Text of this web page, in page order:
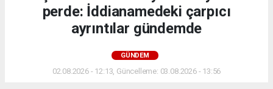
perde: İddianamedeki çarpıcı
ayrıntılar gündemde
GÜNDEM
02.08.2026 - 12:13, Güncelleme: 03.08.2026 - 13:56